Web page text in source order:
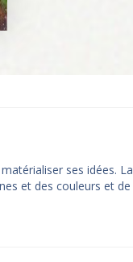
ses idées. La
et des couleurs et de